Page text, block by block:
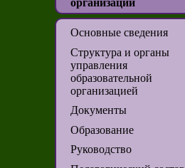
организации
Основные сведения
Структура и органы
управления
образовательной
организацией
Документы
Образование
Руководство